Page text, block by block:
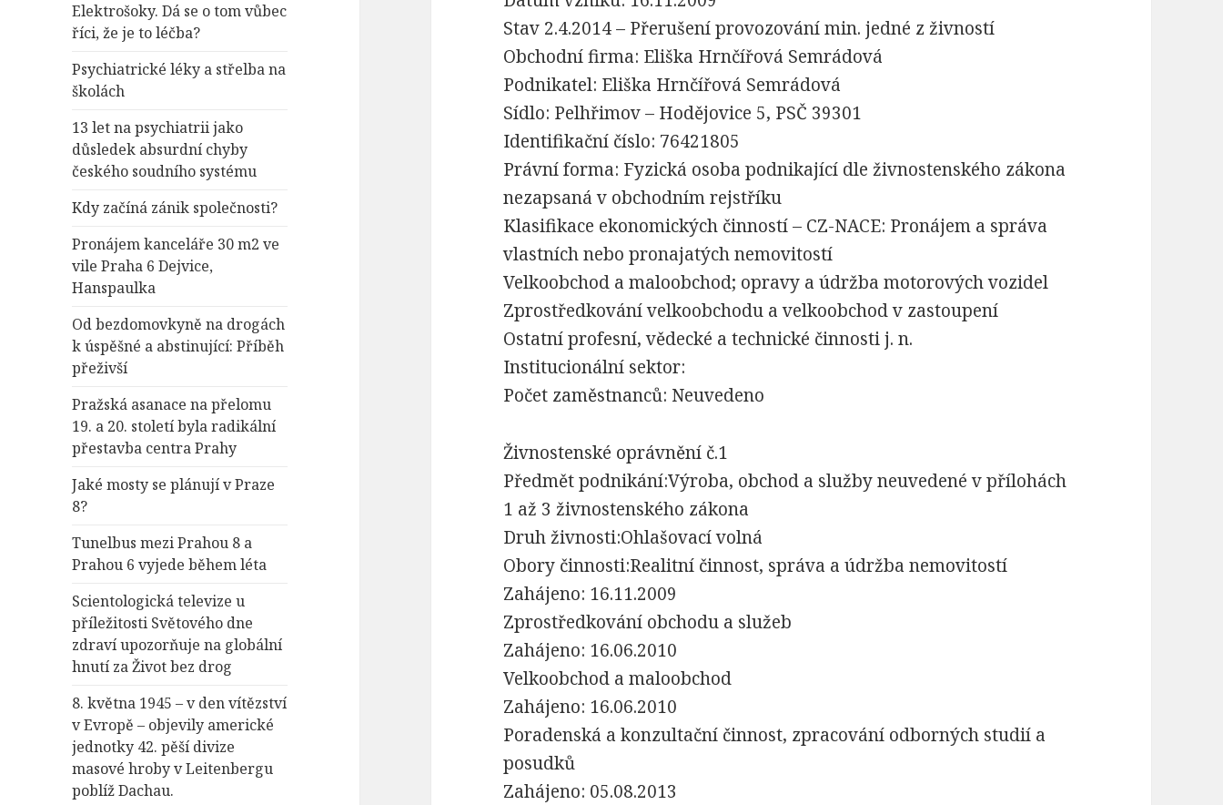
Elektrošoky. Dá se o tom vůbec
říci, že je to léčba?
Psychiatrické léky a střelba na
školách
13 let na psychiatrii jako
důsledek absurdní chyby
českého soudního systému
Kdy začíná zánik společnosti?
Pronájem kanceláře 30 m2 ve
vile Praha 6 Dejvice,
Hanspaulka
Od bezdomovkyně na drogách
k úspěšné a abstinující: Příběh
přeživší
Pražská asanace na přelomu
19. a 20. století byla radikální
přestavba centra Prahy
Jaké mosty se plánují v Praze
8?
Tunelbus mezi Prahou 8 a
Prahou 6 vyjede během léta
Scientologická televize u
příležitosti Světového dne
zdraví upozorňuje na globální
hnutí za Život bez drog
8. května 1945 – v den vítězství
v Evropě – objevily americké
jednotky 42. pěší divize
masové hroby v Leitenbergu
poblíž Dachau.
Stav 2.4.2014 – Přerušení provozování min. jedné z živností
Obchodní firma: Eliška Hrnčířová Semrádová
Podnikatel: Eliška Hrnčířová Semrádová
Sídlo: Pelhřimov – Hodějovice 5, PSČ 39301
Identifikační číslo: 76421805
Právní forma: Fyzická osoba podnikající dle živnostenského zákona
nezapsaná v obchodním rejstříku
Klasifikace ekonomických činností – CZ-NACE: Pronájem a správa
vlastních nebo pronajatých nemovitostí
Velkoobchod a maloobchod; opravy a údržba motorových vozidel
Zprostředkování velkoobchodu a velkoobchod v zastoupení
Ostatní profesní, vědecké a technické činnosti j. n.
Institucionální sektor:
Počet zaměstnanců: Neuvedeno
Živnostenské oprávnění č.1
Předmět podnikání:Výroba, obchod a služby neuvedené v přílohách
1 až 3 živnostenského zákona
Druh živnosti:Ohlašovací volná
Obory činnosti:Realitní činnost, správa a údržba nemovitostí
Zahájeno: 16.11.2009
Zprostředkování obchodu a služeb
Zahájeno: 16.06.2010
Velkoobchod a maloobchod
Zahájeno: 16.06.2010
Poradenská a konzultační činnost, zpracování odborných studií a
posudků
Zahájeno: 05.08.2013